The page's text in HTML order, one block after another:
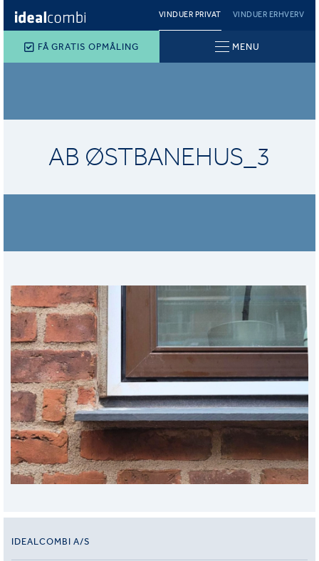
VINDUER PRIVAT VINDUER ERHVERV
FÅ GRATIS OPMÅLING MENU
AB ØSTBANEHUS_3
IDEALCOMBI A/S